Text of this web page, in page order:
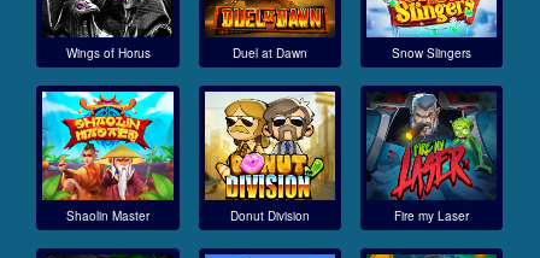
Wings of Horus Duel at Dawn Snow Slingers
Shaolin Master Donut Division Fire my Laser